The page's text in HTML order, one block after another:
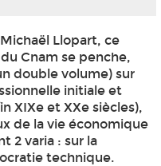
Llopart, ce
Cnam se penche,
double volume) sur
initiale et
XIXe et XXe siècles),
de la vie économique
2 varia : sur la
technique.